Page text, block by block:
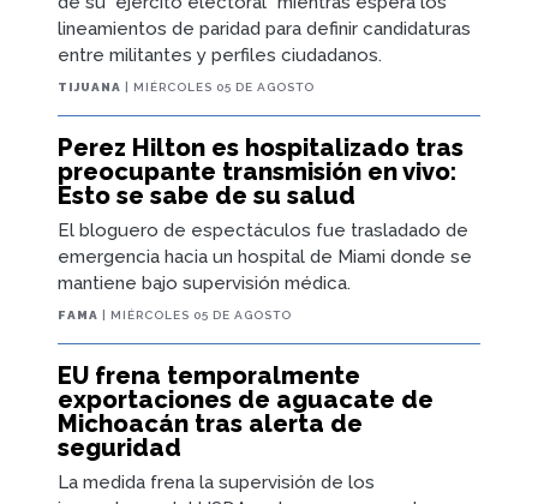
lineamientos de paridad para definir candidaturas
entre militantes y perfiles ciudadanos.
TIJUANA | MIÉRCOLES 05 DE AGOSTO
Perez Hilton es hospitalizado tras
preocupante transmisión en vivo:
Esto se sabe de su salud
El bloguero de espectáculos fue trasladado de
emergencia hacia un hospital de Miami donde se
mantiene bajo supervisión médica.
FAMA | MIÉRCOLES 05 DE AGOSTO
EU frena temporalmente
exportaciones de aguacate de
Michoacán tras alerta de
seguridad
La medida frena la supervisión de los